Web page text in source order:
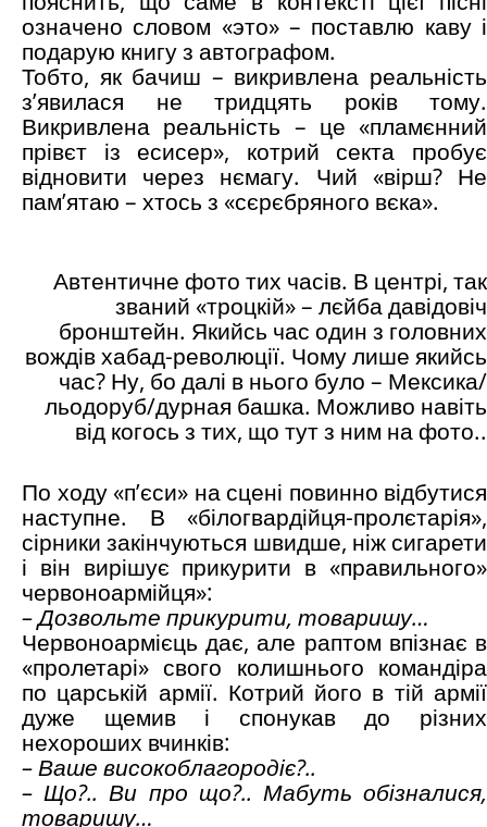
означено словом «это» – поставлю каву і
подарую книгу з автографом.
Тобто, як бачиш – викривлена реальність
з’явилася не тридцять років тому.
Викривлена реальність – це «пламєнний
прівєт із есисер», котрий секта пробує
відновити через нємагу. Чий «вірш? Не
пам’ятаю – хтось з «сєрєбряного вєка».
Автентичне фото тих часів. В центрі, так
званий «троцкій» – лєйба давідовіч
бронштейн. Якийсь час один з головних
вождів хабад-революції. Чому лише якийсь
час? Ну, бо далі в нього було – Мексика/
льодоруб/дурная башка. Можливо навіть
від когось з тих, що тут з ним на фото..
По ходу «п’єси» на сцені повинно відбутися
наступне. В «білогвардійця-пролєтарія»,
сірники закінчуються швидше, ніж сигарети
і він вирішує прикурити в «правильного»
червоноармійця»:
– Дозвольте прикурити, товаришу…
Червоноармієць дає, але раптом впізнає в
«пролетарі» свого колишнього командіра
по царській армії. Котрий його в тій армії
дуже щемив і спонукав до різних
нехороших вчинків:
– Ваше високоблагородіє?..
– Що?.. Ви про що?.. Мабуть обізналися,
товаришу…